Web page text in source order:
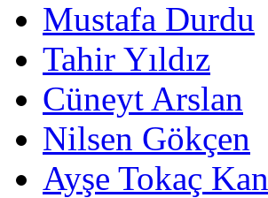
Mustafa Durdu
Tahir Yıldız
Cüneyt Arslan
Nilsen Gökçen
Ayşe Tokaç Kan